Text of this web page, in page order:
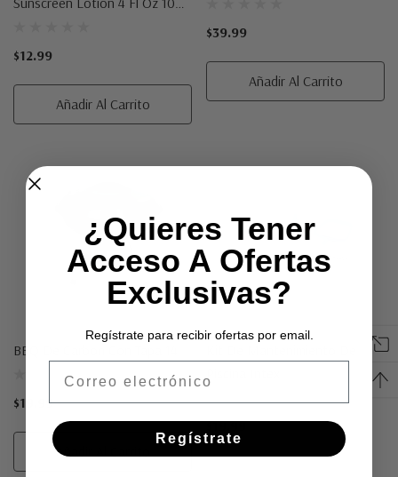
$12.99
Añadir Al Carrito
$39.99
Añadir Al Carrito
BBQ De Carbon Con Tapa 14
$19.99
Añadir Al Carrito
$19.99
¿Quieres Tener
Acceso A Ofertas
Exclusivas?
Regístrate para recibir ofertas por email.
Regístrate